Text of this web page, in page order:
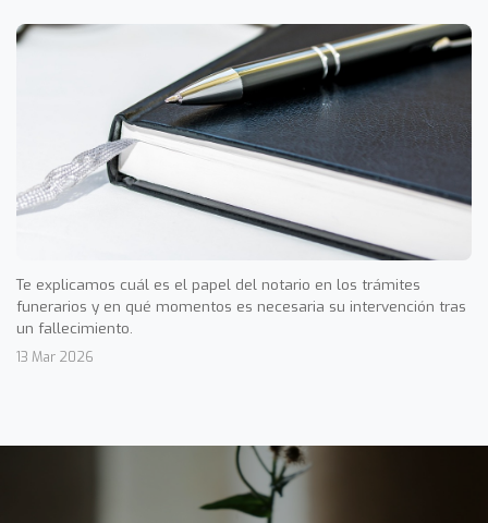
Te explicamos cuál es el papel del notario en los trámites
funerarios y en qué momentos es necesaria su intervención tras
un fallecimiento.
13 Mar 2026